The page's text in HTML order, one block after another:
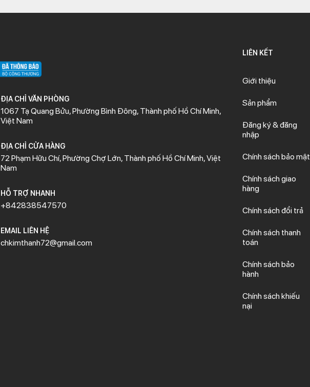
ĐỊA CHỈ VĂN PHÒNG
1067 Tạ Quang Bửu, Phường Bình Đông, Thành phố Hồ Chí Minh,
Việt Nam
ĐỊA CHỈ CỬA HÀNG
72 Phạm Hữu Chí, Phường Chợ Lớn, Thành phố Hồ Chí Minh, Việt
Nam
HỖ TRỢ NHANH
+842838547570
EMAIL LIÊN HỆ
chkimthanh72@gmail.com
LIÊN KẾT
Giới thiệu
Sản phẩm
Đăng ký & đăng
nhập
Chính sách bảo mật
Chính sách giao
hàng
Chính sách đổi trả
Chính sách thanh
toán
Chính sách bảo
hành
Chính sách khiếu
nại